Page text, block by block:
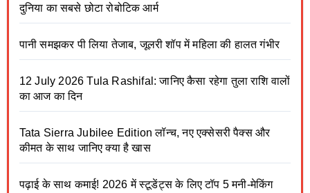
दुनिया का सबसे छोटा रोबोटिक आर्म
पानी समझकर पी लिया तेजाब, जूलरी शॉप में महिला की हालत गंभीर
12 July 2026 Tula Rashifal: जानिए कैसा रहेगा तुला राशि वालों
का आज का दिन
Tata Sierra Jubilee Edition लॉन्च, नए एक्सेसरी पैक्स और
कीमत के साथ जानिए क्या है खास
पढ़ाई के साथ कमाई! 2026 में स्टूडेंट्स के लिए टॉप 5 मनी-मेकिंग